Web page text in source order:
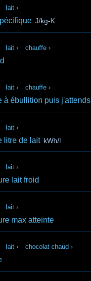
lait ›
J/kg-K
lait › chauffe ›
lait › chauffe ›
à ébullition puis j'attends
lait ›
litre de lait kWh/l
lait ›
lait froid
lait ›
max atteinte
lait › chocolat chaud ›